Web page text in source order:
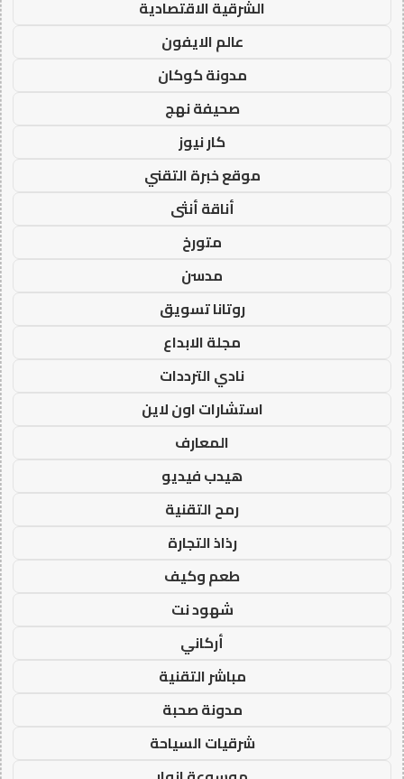
الشرقية الاقتصادية
عالم الايفون
مدونة كوكان
صحيفة نهج
كار نيوز
موقع خبرة التقني
أناقة أنثى
متورخ
مدسن
روتانا تسويق
مجلة الابداع
نادي الترددات
استشارات اون لاين
المعارف
هيدب فيديو
رمح التقنية
رذاذ التجارة
طعم وكيف
شهود نت
أركاني
مباشر التقنية
مدونة صحبة
شرقيات السياحة